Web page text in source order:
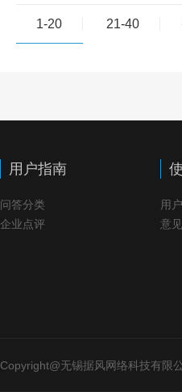
1-20 21-40
用户指南
问答分类
企业点评
用
意
Copyright@无锡据风网络科技有限